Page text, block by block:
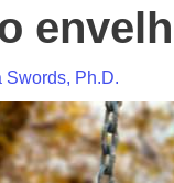
Swords, Ph.D.